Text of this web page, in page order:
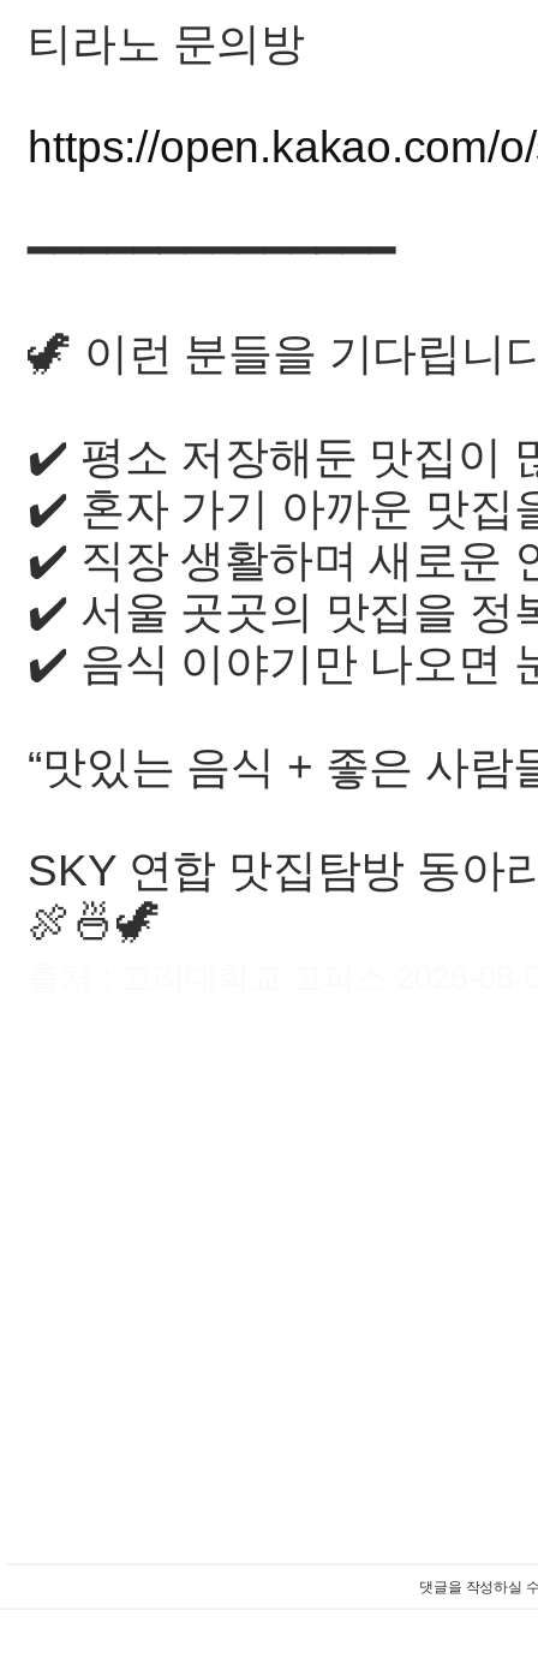
티라노 문의방
https://open.kakao.com/
━━━━━━━━━━━━━━
🦖 이런 분들을 기다립니
✔️ 평소 저장해둔 맛집이
✔️ 혼자 가기 아까운 맛집
✔️ 직장 생활하며 새로운
✔️ 서울 곳곳의 맛집을 정
✔️ 음식 이야기만 나오면
“맛있는 음식 + 좋은 사람
SKY 연합 맛집탐방 동아
🍖🍜🦖
댓글을 작성하실